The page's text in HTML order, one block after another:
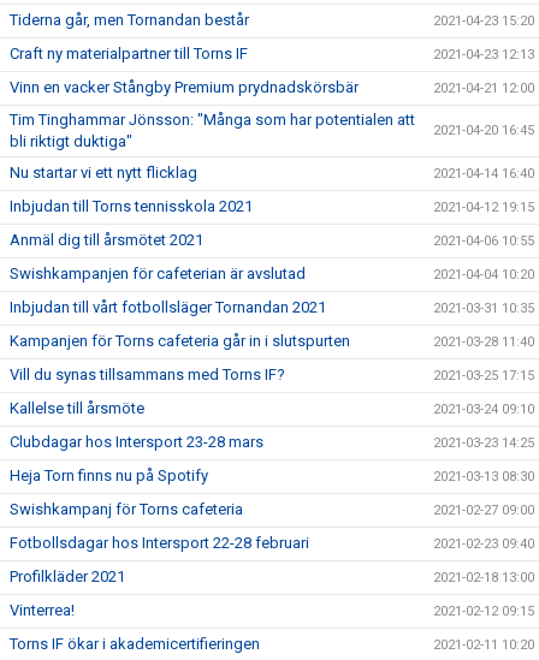
Tiderna går, men Tornandan består 2021-04-23 15:20
Craft ny materialpartner till Torns IF 2021-04-23 12:13
Vinn en vacker Stångby Premium prydnadskörsbär 2021-04-21 12:00
Tim Tinghammar Jönsson: "Många som har potentialen att
bli riktigt duktiga"
2021-04-20 16:45
Nu startar vi ett nytt flicklag 2021-04-14 16:40
Inbjudan till Torns tennisskola 2021 2021-04-12 19:15
Anmäl dig till årsmötet 2021 2021-04-06 10:55
Swishkampanjen för cafeterian är avslutad 2021-04-04 10:20
Inbjudan till vårt fotbollsläger Tornandan 2021 2021-03-31 10:35
Kampanjen för Torns cafeteria går in i slutspurten 2021-03-28 11:40
Vill du synas tillsammans med Torns IF? 2021-03-25 17:15
Kallelse till årsmöte 2021-03-24 09:10
Clubdagar hos Intersport 23-28 mars 2021-03-23 14:25
Heja Torn finns nu på Spotify 2021-03-13 08:30
Swishkampanj för Torns cafeteria 2021-02-27 09:00
Fotbollsdagar hos Intersport 22-28 februari 2021-02-23 09:40
Profilkläder 2021 2021-02-18 13:00
Vinterrea! 2021-02-12 09:15
Torns IF ökar i akademicertifieringen 2021-02-11 10:20